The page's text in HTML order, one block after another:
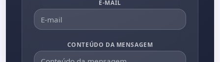
E-MAIL
CONTEÚDO DA MENSAGEM